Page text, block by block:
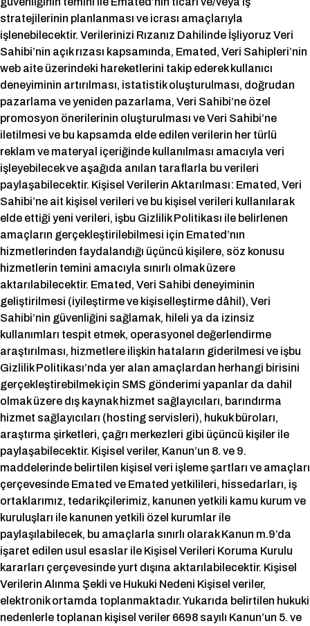
stratejilerinin planlanması ve icrası amaçlarıyla
işlenebilecektir. Verilerinizi Rızanız Dahilinde İşliyoruz Veri
Sahibi’nin açık rızası kapsamında, Emated, Veri Sahipleri’nin
web aite üzerindeki hareketlerini takip ederek kullanıcı
deneyiminin artırılması, istatistik oluşturulması, doğrudan
pazarlama ve yeniden pazarlama, Veri Sahibi’ne özel
promosyon önerilerinin oluşturulması ve Veri Sahibi’ne
iletilmesi ve bu kapsamda elde edilen verilerin her türlü
reklam ve materyal içeriğinde kullanılması amacıyla veri
işleyebilecek ve aşağıda anılan taraflarla bu verileri
paylaşabilecektir. Kişisel Verilerin Aktarılması: Emated, Veri
Sahibi’ne ait kişisel verileri ve bu kişisel verileri kullanılarak
elde ettiği yeni verileri, işbu Gizlilik Politikası ile belirlenen
amaçların gerçekleştirilebilmesi için Emated’nın
hizmetlerinden faydalandığı üçüncü kişilere, söz konusu
hizmetlerin temini amacıyla sınırlı olmak üzere
aktarılabilecektir. Emated, Veri Sahibi deneyiminin
geliştirilmesi (iyileştirme ve kişiselleştirme dâhil), Veri
Sahibi’nin güvenliğini sağlamak, hileli ya da izinsiz
kullanımları tespit etmek, operasyonel değerlendirme
araştırılması, hizmetlere ilişkin hataların giderilmesi ve işbu
Gizlilik Politikası’nda yer alan amaçlardan herhangi birisini
gerçekleştirebilmek için SMS gönderimi yapanlar da dahil
olmak üzere dış kaynak hizmet sağlayıcıları, barındırma
hizmet sağlayıcıları (hosting servisleri), hukuk büroları,
araştırma şirketleri, çağrı merkezleri gibi üçüncü kişiler ile
paylaşabilecektir. Kişisel veriler, Kanun’un 8. ve 9.
maddelerinde belirtilen kişisel veri işleme şartları ve amaçları
çerçevesinde Emated ve Emated yetkilileri, hissedarları, iş
ortaklarımız, tedarikçilerimiz, kanunen yetkili kamu kurum ve
kuruluşları ile kanunen yetkili özel kurumlar ile
paylaşılabilecek, bu amaçlarla sınırlı olarak Kanun m.9’da
işaret edilen usul esaslar ile Kişisel Verileri Koruma Kurulu
kararları çerçevesinde yurt dışına aktarılabilecektir. Kişisel
Verilerin Alınma Şekli ve Hukuki Nedeni Kişisel veriler,
elektronik ortamda toplanmaktadır. Yukarıda belirtilen hukuki
nedenlerle toplanan kişisel veriler 6698 sayılı Kanun’un 5. ve